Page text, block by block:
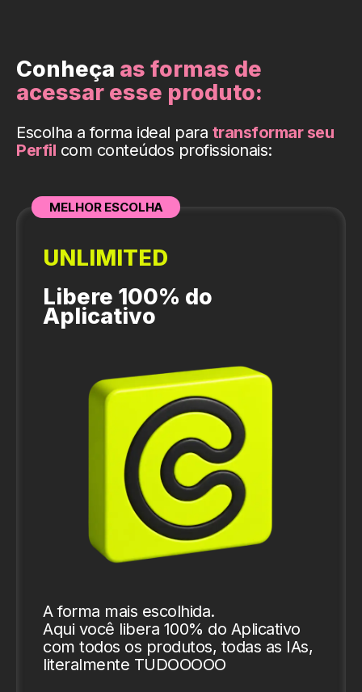
Conheça as formas de
acessar esse produto:
Escolha a forma ideal para transformar seu
Perfil com conteúdos profissionais:
MELHOR ESCOLHA
UNLIMITED
Libere 100% do
Aplicativo
A forma mais escolhida.
Aqui você libera 100% do Aplicativo
com todos os produtos, todas as IAs,
literalmente TUDOOOOO